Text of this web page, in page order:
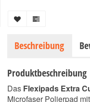
Beschreibung
Produktbeschreibung
Das Flexipads Extra
Microfaser Polierpad